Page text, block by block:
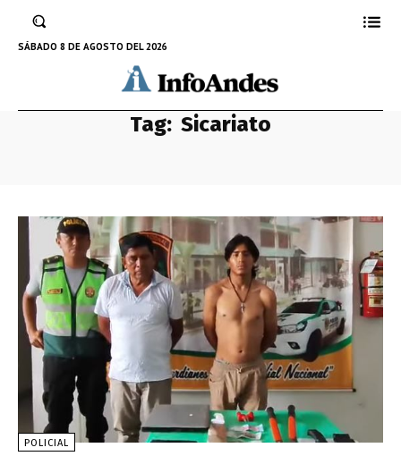
SÁBADO 8 DE AGOSTO DEL 2026
Tag: Sicariato
POLICIAL